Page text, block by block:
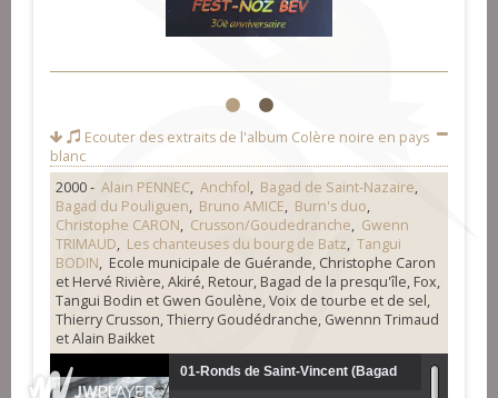
1 2
Ecouter des extraits de l'album Colère noire en pays
blanc
2000 - Alain PENNEC, Anchfol, Bagad de Saint-Nazaire,
Bagad du Pouliguen, Bruno AMICE, Burn's duo,
Christophe CARON, Crusson/Goudedranche, Gwenn
TRIMAUD, Les chanteuses du bourg de Batz, Tangui
BODIN, Ecole municipale de Guérande, Christophe Caron
et Hervé Rivière, Akiré, Retour, Bagad de la presqu'île, Fox,
Tangui Bodin et Gwen Goulène, Voix de tourbe et de sel,
Thierry Crusson, Thierry Goudédranche, Gwennn Trimaud
et Alain Baikket
01-Ronds de Saint-Vincent (Bagad